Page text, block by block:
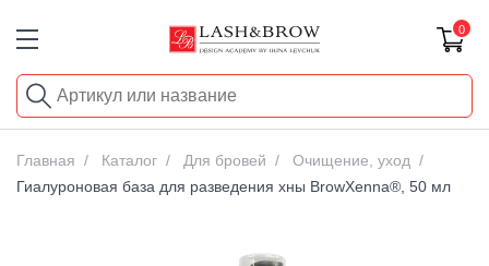
0
Главная Каталог Для бровей
Очищение, уход
Гиалуроновая база для разведения хны BrowXenna®, 50 мл